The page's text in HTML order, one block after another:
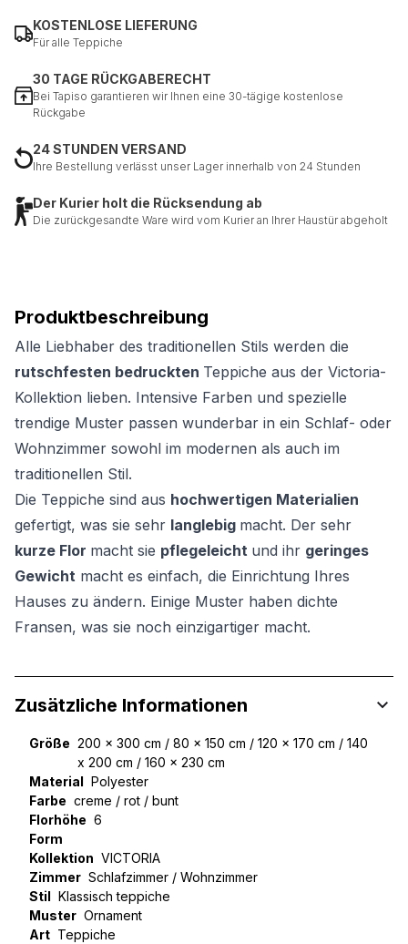
Produktbeschreibung
Alle Liebhaber des traditionellen Stils werden die
rutschfesten bedruckten Teppiche aus der Victoria-
Kollektion lieben. Intensive Farben und spezielle
trendige Muster passen wunderbar in ein Schlaf- oder
Wohnzimmer sowohl im modernen als auch im
traditionellen Stil.
Die Teppiche sind aus hochwertigen Materialien
gefertigt, was sie sehr langlebig macht. Der sehr
kurze Flor macht sie pflegeleicht und ihr geringes
Gewicht macht es einfach, die Einrichtung Ihres
Hauses zu ändern. Einige Muster haben dichte
Fransen, was sie noch einzigartiger macht.
KOSTENLOSE LIEFERUNG
Für alle Teppiche
30 TAGE RÜCKGABERECHT
Bei Tapiso garantieren wir Ihnen eine 30-tägige kostenlose
Rückgabe
24 STUNDEN VERSAND
Ihre Bestellung verlässt unser Lager innerhalb von 24 Stunden
Der Kurier holt die Rücksendung ab
Die zurückgesandte Ware wird vom Kurier an Ihrer Haustür abgeholt
Zusätzliche Informationen
Größe 200 x 300 cm / 80 x 150 cm / 120 x 170 cm / 140
x 200 cm / 160 x 230 cm
Material Polyester
Farbe creme / rot / bunt
Florhöhe 6
Form
Kollektion VICTORIA
Zimmer Schlafzimmer / Wohnzimmer
Stil Klassisch teppiche
Muster Ornament
Art Teppiche